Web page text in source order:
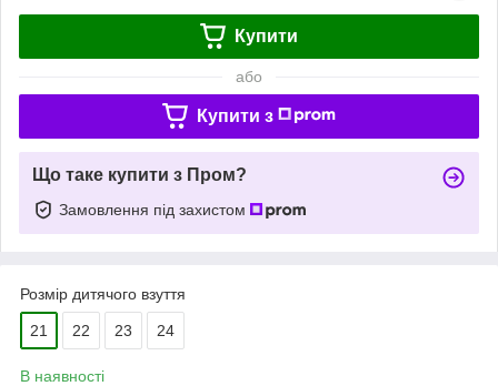
Купити
або
Купити з
Що таке купити з Пром?
Замовлення під захистом
Розмір дитячого взуття
21 22 23 24
В наявності